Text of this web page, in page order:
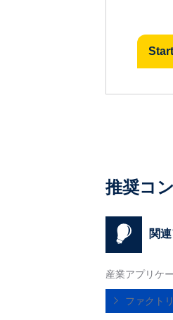
推奨コ
関
産業アプリケ
ファクト